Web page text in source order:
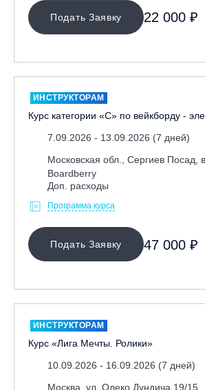
Подать Заявку 22 000 ₽
ИНСТРУКТОРАМ
Курс категории «С» по вейкборду -
7.09.2026 - 13.09.2026 (7 дней)
Московская обл., Сергиев Посад,
Boardberry
Доп. расходы
Программа курса
Подать Заявку 47 000 ₽
ИНСТРУКТОРАМ
Курс «Лига Мечты. Ролики»
10.09.2026 - 16.09.2026 (7 дней)
Москва, ул. Олеко Дундича 19/15